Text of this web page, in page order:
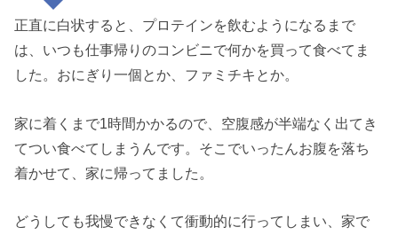
正直に白状すると、プロテインを飲むようになるまで
は、いつも仕事帰りのコンビニで何かを買って食べてま
した。おにぎり一個とか、ファミチキとか。
家に着くまで1時間かかるので、空腹感が半端なく出てき
てつい食べてしまうんです。そこでいったんお腹を落ち
着かせて、家に帰ってました。
どうしても我慢できなくて衝動的に行ってしまい、家で